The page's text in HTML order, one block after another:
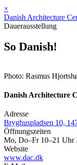
×
Danish Architecture
Dauerausstellung
So Danish!
Photo: Rasmus
Danish Architecture
Adresse
Bryghuspladsen 10,
Öffnungszeiten
Mo, Do–Fr 10–21 Uhr
Website
www.dac.dk